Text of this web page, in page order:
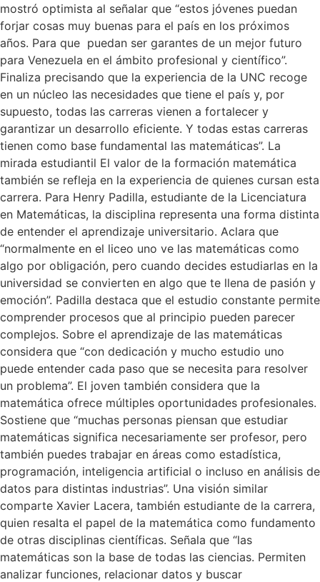
mostró optimista al señalar que “estos jóvenes puedan
forjar cosas muy buenas para el país en los próximos
años. Para que puedan ser garantes de un mejor futuro
para Venezuela en el ámbito profesional y científico”.
Finaliza precisando que la experiencia de la UNC recoge
en un núcleo las necesidades que tiene el país y, por
supuesto, todas las carreras vienen a fortalecer y
garantizar un desarrollo eficiente. Y todas estas carreras
tienen como base fundamental las matemáticas”. La
mirada estudiantil El valor de la formación matemática
también se refleja en la experiencia de quienes cursan esta
carrera. Para Henry Padilla, estudiante de la Licenciatura
en Matemáticas, la disciplina representa una forma distinta
de entender el aprendizaje universitario. Aclara que
“normalmente en el liceo uno ve las matemáticas como
algo por obligación, pero cuando decides estudiarlas en la
universidad se convierten en algo que te llena de pasión y
emoción”. Padilla destaca que el estudio constante permite
comprender procesos que al principio pueden parecer
complejos. Sobre el aprendizaje de las matemáticas
considera que “con dedicación y mucho estudio uno
puede entender cada paso que se necesita para resolver
un problema”. El joven también considera que la
matemática ofrece múltiples oportunidades profesionales.
Sostiene que “muchas personas piensan que estudiar
matemáticas significa necesariamente ser profesor, pero
también puedes trabajar en áreas como estadística,
programación, inteligencia artificial o incluso en análisis de
datos para distintas industrias”. Una visión similar
comparte Xavier Lacera, también estudiante de la carrera,
quien resalta el papel de la matemática como fundamento
de otras disciplinas científicas. Señala que “las
matemáticas son la base de todas las ciencias. Permiten
analizar funciones, relacionar datos y buscar